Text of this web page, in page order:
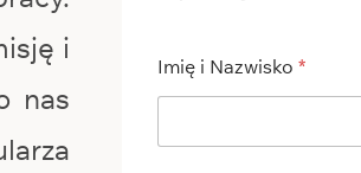
i
nas
Imię i Nazwisko *